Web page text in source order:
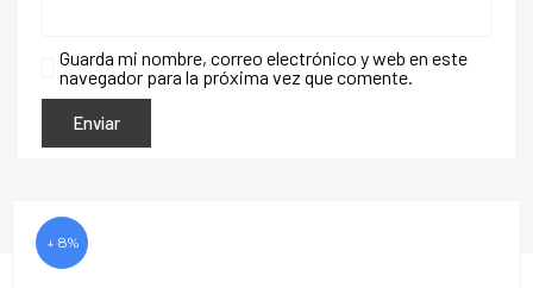
Guarda mi nombre, correo electrónico y web en este
navegador para la próxima vez que comente.
↓ 8%